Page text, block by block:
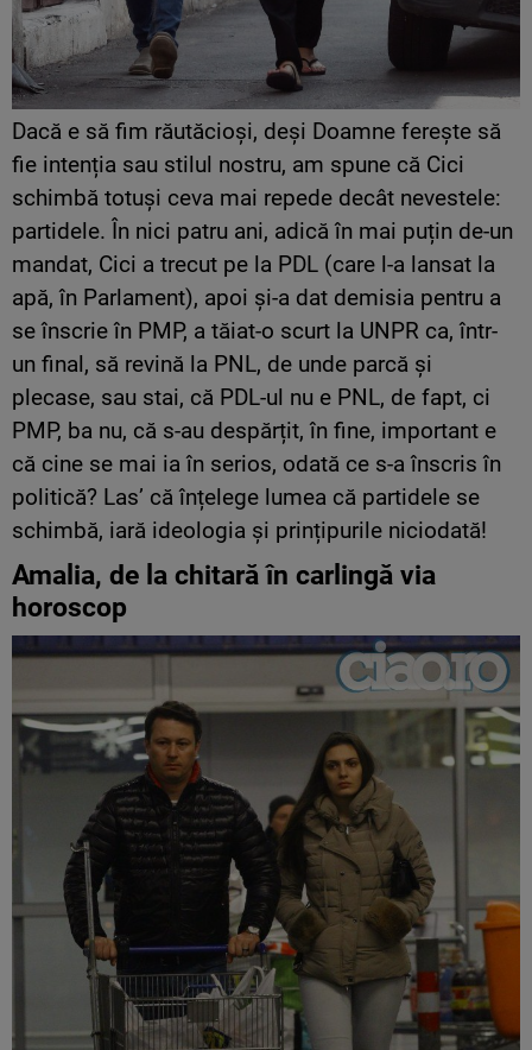
Dacă e să fim răutăcioși, deși Doamne ferește să
fie intenția sau stilul nostru, am spune că Cici
schimbă totuși ceva mai repede decât nevestele:
partidele. În nici patru ani, adică în mai puțin de-un
mandat, Cici a trecut pe la PDL (care l-a lansat la
apă, în Parlament), apoi și-a dat demisia pentru a
se înscrie în PMP, a tăiat-o scurt la UNPR ca, într-
un final, să revină la PNL, de unde parcă și
plecase, sau stai, că PDL-ul nu e PNL, de fapt, ci
PMP, ba nu, că s-au despărțit, în fine, important e
că cine se mai ia în serios, odată ce s-a înscris în
politică? Las’ că înțelege lumea că partidele se
schimbă, iară ideologia și prințipurile niciodată!
Amalia, de la chitară în carlingă via
horoscop